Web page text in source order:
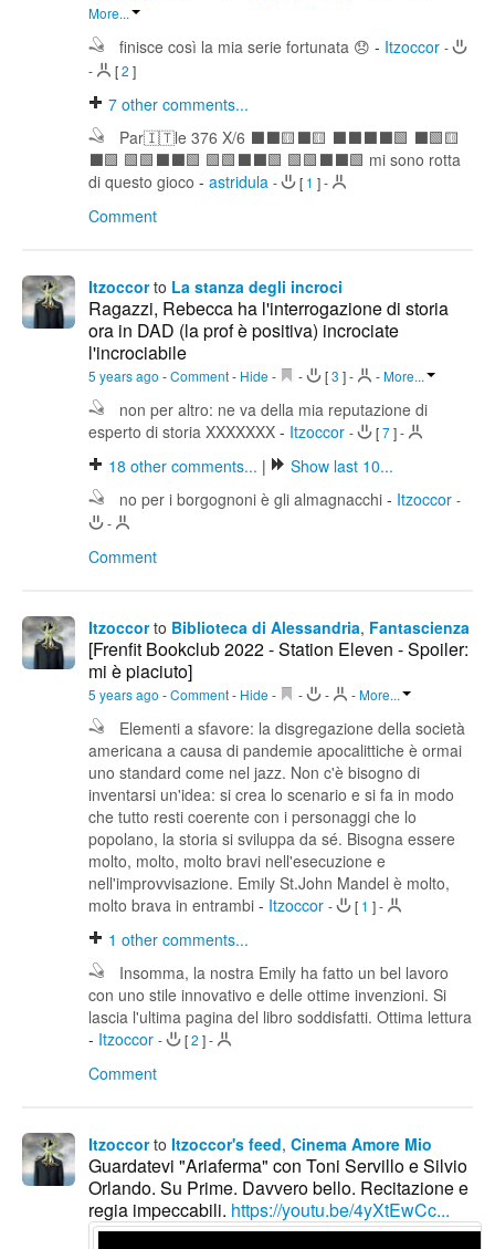
More...
finisce così la mia serie fortunata 😞 - Itzoccor -
-
[2 ]
7 other comments...
Par🇮🇹le 376 X/6 ⬛⬛🟨⬛🟨 ⬛⬛⬛⬛🟩 ⬛🟩🟨
⬛🟩 🟩🟩⬛⬛🟩 🟩🟩⬛⬛🟩 🟩🟩⬛⬛🟩 mi sono rotta
di questo gioco - astridula - [ 1 ]-
Comment
Itzoccor to La stanza degli incroci
Ragazzi, Rebecca ha l'interrogazione di storia
ora in DAD (la prof è positiva) incrociate
l'incrociabile
5 years ago -Comment- Hide - - [3 ]- -More...
non per altro: ne va della mia reputazione di
esperto di storia XXXXXXX - Itzoccor - [7]-
18 other comments... |
Show last 10...
no per i borgognoni è gli almagnacchi - Itzoccor -
-
Comment
Itzoccor to Biblioteca di Alessandria, Fantascienza
[Frenfit Bookclub 2022 - Station Eleven - Spoiler:
mi è piaciuto]
5 years ago -Comment- Hide - - - -More...
Elementi a sfavore: la disgregazione della società
americana a causa di pandemie apocalittiche è ormai
uno standard come nel jazz. Non c'è bisogno di
inventarsi un'idea: si crea lo scenario e si fa in modo
che tutto resti coerente con i personaggi che lo
popolano, la storia si sviluppa da sé. Bisogna essere
molto, molto, molto bravi nell'esecuzione e
nell'improvvisazione. Emily St.John Mandel è molto,
molto brava in entrambi - Itzoccor - [ 1 ]-
1 other comments...
Insomma, la nostra Emily ha fatto un bel lavoro
con uno stile innovativo e delle ottime invenzioni. Si
lascia l'ultima pagina del libro soddisfatti. Ottima lettura
- Itzoccor - [2 ]-
Comment
Itzoccor to Itzoccor's feed, Cinema Amore Mio
Guardatevi "Ariaferma" con Toni Servillo e Silvio
Orlando. Su Prime. Davvero bello. Recitazione e
regia impeccabili. https://youtu.be/4yXtEwCc...